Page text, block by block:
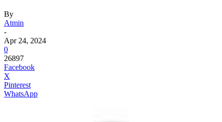
By
Atmin
-
Apr 24, 2024
0
26897
Facebook
X
Pinterest
WhatsApp